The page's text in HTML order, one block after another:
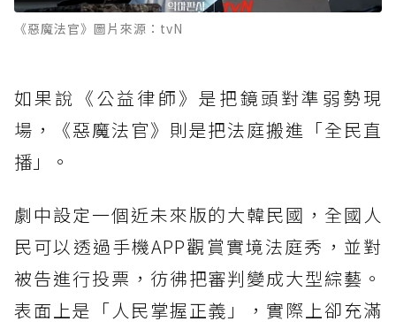
《惡魔法官》圖片來源：tvN
如果說《公益律師》是把鏡頭對準弱勢現
場，《惡魔法官》則是把法庭搬進「全民直
播」。
劇中設定一個近未來版的大韓民國，全國人
民可以透過手機APP觀賞實境法庭秀，並對
被告進行投票，彷彿把審判變成大型綜藝。
表面上是「人民掌握正義」，實際上卻充滿